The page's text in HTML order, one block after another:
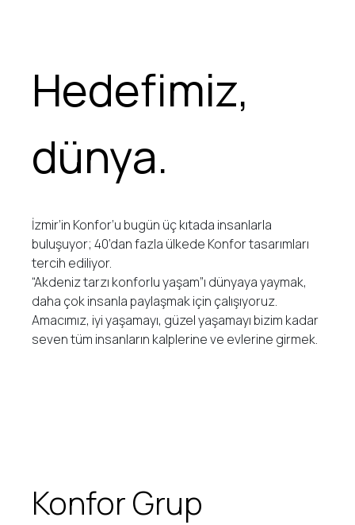
Hedefimiz,
dünya.
İzmir’in Konfor’u bugün üç kıtada insanlarla
buluşuyor; 40’dan fazla ülkede Konfor tasarımları
tercih ediliyor.
“Akdeniz tarzı konforlu yaşam”ı dünyaya yaymak,
daha çok insanla paylaşmak için çalışıyoruz.
Amacımız, iyi yaşamayı, güzel yaşamayı bizim kadar
seven tüm insanların kalplerine ve evlerine girmek.
Konfor Grup